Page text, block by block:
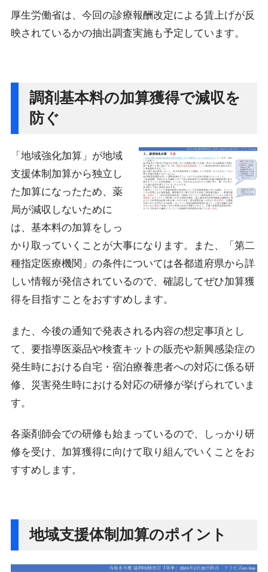
厚生労働省は、今回の診療報酬改定による賃上げが反
映されているかの抽出調査実施も予定しています。
調剤基本料の加算獲得で減収を
防ぐ
「地域強化加算」が地域
支援体制加算から独立し
た加算になったため、薬
局が減収しないために
は、基本料の加算をしっ
かり取っていくことが大事になります。また、「第二
種指定医療機関」の条件については各都道府県から詳
しい情報が発信されているので、確認してぜひ加算獲
得を目指すことをおすすめします。
また、今後の通知で発表される内容の想定事項とし
て、要指導医薬品や検査キットの販売や新興感染症の
発生時における自宅・宿泊療養患者への対応に係る研
修、災害発生時における対応の研修が挙げられていま
す。
各薬剤師会での研修も始まっているので、しっかり研
修を受け、加算獲得に向けて取り組んでいくことをお
すすめします。
地域支援体制加算のポイント